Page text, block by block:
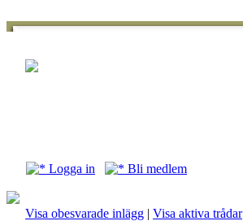
Logga in Bli medlem
Visa obesvarade inlägg | Visa aktiva trådar